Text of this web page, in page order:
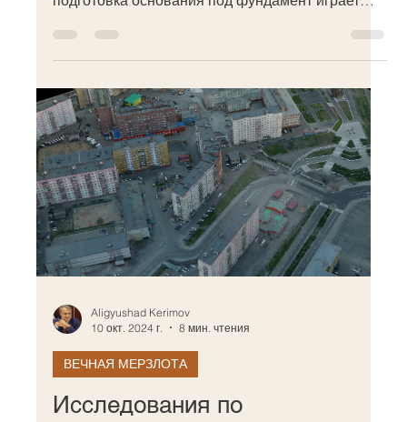
Aligyushad Kerimov
10 окт. 2024 г.
8 мин. чтения
ВЕЧНАЯ МЕРЗЛОТА
Исследования по